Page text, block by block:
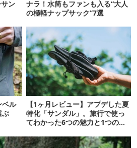
ン
ナラ！水筒もファンも入る“大人
の極軽ナップサック”7選
ベル
ぶ
【1ヶ月レビュー】アプデした夏
特化「サンダル」。旅行で使っ
てわかった6つの魅力と1つの注